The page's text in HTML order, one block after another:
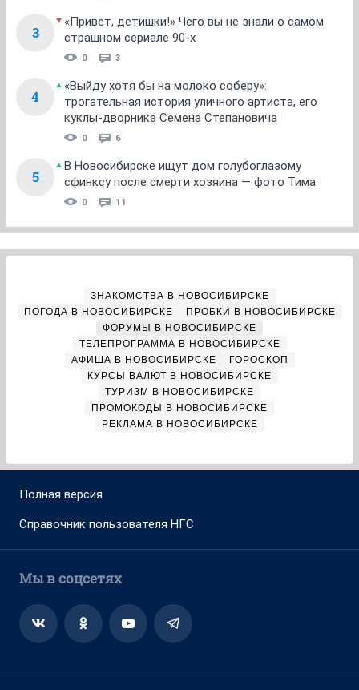
3
«Привет, детишки!» Чего вы не знали о самом
страшном сериале 90-х
0 3
4
«Выйду хотя бы на молоко соберу»:
трогательная история уличного артиста, его
куклы-дворника Семена Степановича
0 6
5
В Новосибирске ищут дом голубоглазому
сфинксу после смерти хозяина — фото Тима
0 11
ЗНАКОМСТВА В НОВОСИБИРСКЕ
ПОГОДА В НОВОСИБИРСКЕ
ПРОБКИ В НОВОСИБИРСКЕ
ФОРУМЫ В НОВОСИБИРСКЕ
ТЕЛЕПРОГРАММА В НОВОСИБИРСКЕ
АФИША В НОВОСИБИРСКЕ
ГОРОСКОП
КУРСЫ ВАЛЮТ В НОВОСИБИРСКЕ
ТУРИЗМ В НОВОСИБИРСКЕ
ПРОМОКОДЫ В НОВОСИБИРСКЕ
РЕКЛАМА В НОВОСИБИРСКЕ
Полная версия
Справочник пользователя НГС
Мы в соцсетях